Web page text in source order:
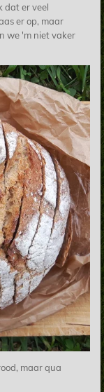
dat er veel
er op, maar
we 'm niet vaker
maar qua